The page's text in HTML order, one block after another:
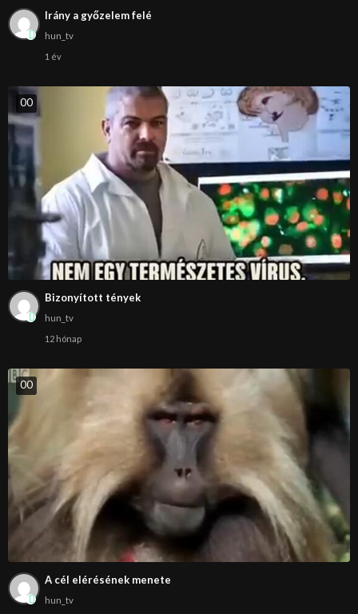
Irány a győzelem felé
hun_tv
1 év
00
Bizonyított tények
hun_tv
12 hónap
00
A cél elérésének menete
hun_tv